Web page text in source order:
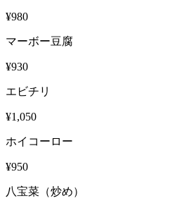
¥980
マーボー豆腐
¥930
エビチリ
¥1,050
ホイコーロー
¥950
八宝菜（炒め）